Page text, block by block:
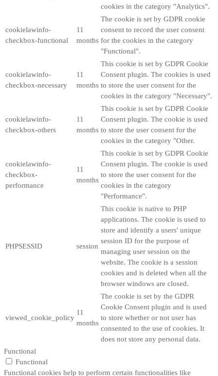
cookies in the category "Analytics".
cookielawinfo-
checkbox-functional
11
months
The cookie is set by GDPR cookie
consent to record the user consent
for the cookies in the category
"Functional".
cookielawinfo-
checkbox-necessary
11
months
This cookie is set by GDPR Cookie
Consent plugin. The cookies is used
to store the user consent for the
cookies in the category "Necessary".
cookielawinfo-
checkbox-others
11
months
This cookie is set by GDPR Cookie
Consent plugin. The cookie is used
to store the user consent for the
cookies in the category "Other.
cookielawinfo-
checkbox-
performance
11
months
This cookie is set by GDPR Cookie
Consent plugin. The cookie is used
to store the user consent for the
cookies in the category
"Performance".
PHPSESSID session
This cookie is native to PHP
applications. The cookie is used to
store and identify a users' unique
session ID for the purpose of
managing user session on the
website. The cookie is a session
cookies and is deleted when all the
browser windows are closed.
viewed_cookie_policy
11
months
The cookie is set by the GDPR
Cookie Consent plugin and is used
to store whether or not user has
consented to the use of cookies. It
does not store any personal data.
Functional
Functional
Functional cookies help to perform certain functionalities like